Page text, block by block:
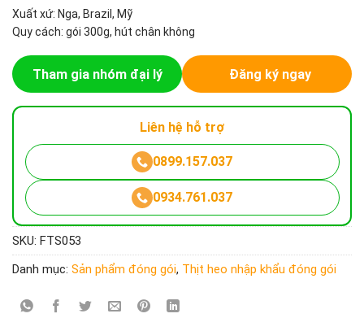
Xuất xứ: Nga, Brazil, Mỹ
Quy cách: gói 300g, hút chân không
Tham gia nhóm đại lý Đăng ký ngay
Liên hệ hỗ trợ
0899.157.037
0934.761.037
SKU: FTS053
Danh mục: Sản phẩm đóng gói, Thịt heo nhập khẩu đóng gói